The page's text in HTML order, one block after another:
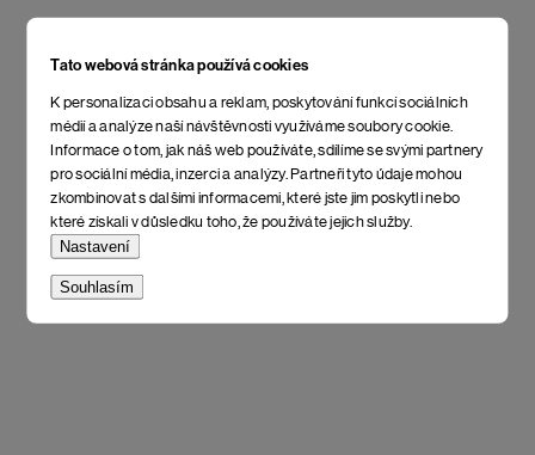
Tato webová stránka používá cookies
K personalizaci obsahu a reklam, poskytování funkcí sociálních
médií a analýze naší návštěvnosti využíváme soubory cookie.
Informace o tom, jak náš web používáte, sdílíme se svými partnery
pro sociální média, inzerci a analýzy. Partneři tyto údaje mohou
zkombinovat s dalšími informacemi, které jste jim poskytli nebo
které získali v důsledku toho, že používáte jejich služby.
Nastavení
Souhlasím